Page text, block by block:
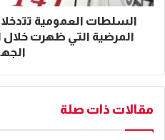
السلطات العمومية
المرضية التي ظهرت
مقالات ذات صلة